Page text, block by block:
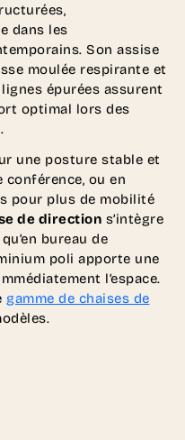
dans les
Son assise
moulée respirante et
épurées assurent
optimal lors des
une posture stable et
conférence, ou en
pour plus de mobilité
de direction s’intègre
bureau de
poli apporte une
l’espace.
gamme de chaises de